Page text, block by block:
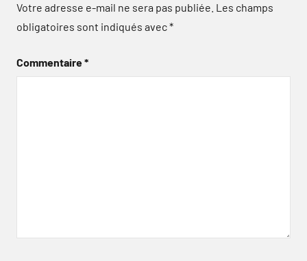
Votre adresse e-mail ne sera pas publiée. Les champs
obligatoires sont indiqués avec*
Commentaire*